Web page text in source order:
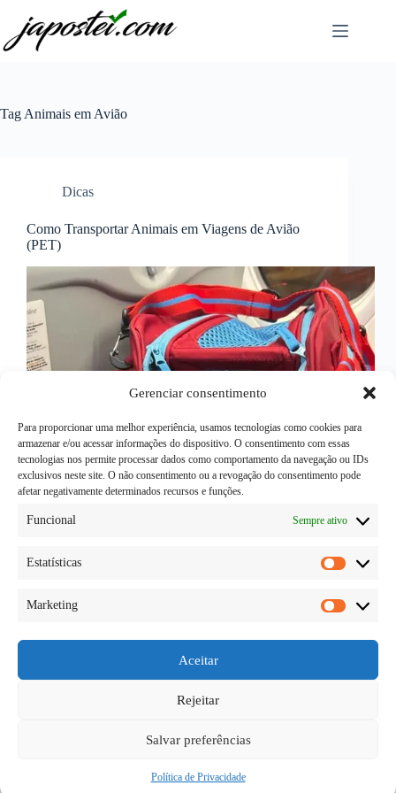
Gerenciar consentimento
Para proporcionar uma melhor experiência, usamos tecnologias como cookies para
armazenar e/ou acessar informações do dispositivo. O consentimento com essas
tecnologias nos permite processar dados como comportamento da navegação ou IDs
exclusivos neste site. O não consentimento ou a revogação do consentimento pode
afetar negativamente determinados recursos e funções.
Funcional Sempre ativo
Estatísticas
Marketing
Aceitar
Rejeitar
Salvar preferências
Política de Privacidade
conteúdo
Tag Animais em Avião
Dicas
Como Transportar Animais em Viagens de Avião
(PET)
difícil sair de casa e deixar eles sozinhos. Por isso,
muitas pessoas acabam optando por levar o pet junto
27/05/2026
Copyright © 2026 - todos os direitos reservados.